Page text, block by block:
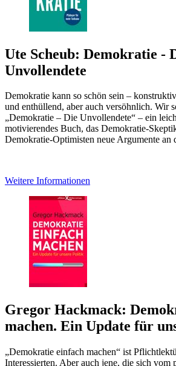
Ute Scheub: Demokratie -
Unvollendete
Demokratie kann so schön sein –
und enthüllend, aber auch versöhnlich. Wir
„Demokratie – Die Unvollendete“ – ein
motivierendes Buch, das Demokratie-
Demokratie-Optimisten neue Argumente an
Weitere Informationen
Gregor Hackmack:
machen. Ein Update für
„Demokratie einfach machen“ ist
Interessierten. Aber auch jene, die sich vom